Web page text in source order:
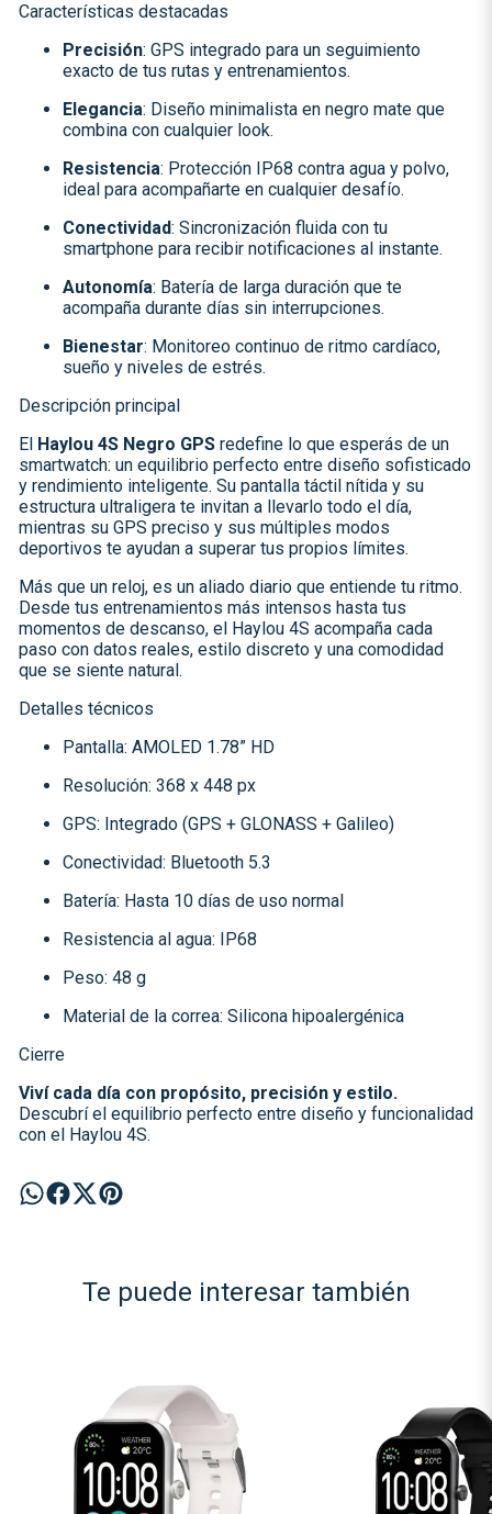
Características destacadas
Precisión: GPS integrado para un seguimiento
exacto de tus rutas y entrenamientos.
Elegancia: Diseño minimalista en negro mate que
combina con cualquier look.
Resistencia: Protección IP68 contra agua y polvo,
ideal para acompañarte en cualquier desafío.
Conectividad: Sincronización fluida con tu
smartphone para recibir notificaciones al instante.
Autonomía: Batería de larga duración que te
acompaña durante días sin interrupciones.
Bienestar: Monitoreo continuo de ritmo cardíaco,
sueño y niveles de estrés.
Descripción principal
El Haylou 4S Negro GPSredefine lo que esperás de un
smartwatch: un equilibrio perfecto entre diseño sofisticado
y rendimiento inteligente. Su pantalla táctil nítida y su
estructura ultraligera te invitan a llevarlo todo el día,
mientras su GPS preciso y sus múltiples modos
deportivos te ayudan a superar tus propios límites.
Más que un reloj, es un aliado diario que entiende tu ritmo.
Desde tus entrenamientos más intensos hasta tus
momentos de descanso, el Haylou 4S acompaña cada
paso con datos reales, estilo discreto y una comodidad
que se siente natural.
Detalles técnicos
Pantalla: AMOLED 1.78” HD
Resolución: 368 x 448 px
GPS: Integrado (GPS + GLONASS + Galileo)
Conectividad: Bluetooth 5.3
Batería: Hasta 10 días de uso normal
Resistencia al agua: IP68
Peso: 48 g
Material de la correa: Silicona hipoalergénica
Cierre
Viví cada día con propósito, precisión y estilo.
Descubrí el equilibrio perfecto entre diseño y funcionalidad
con el Haylou 4S.
Te puede interesar también